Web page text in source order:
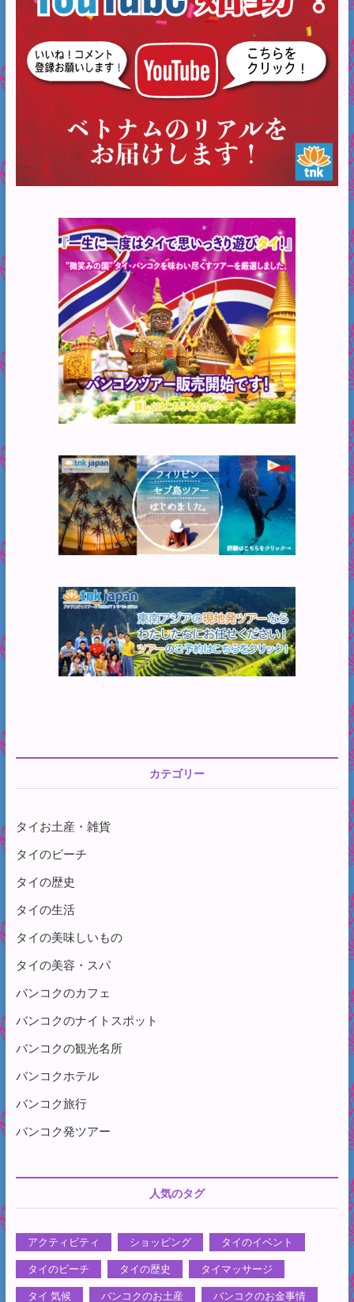
カテゴリー
タイお土産・雑貨
タイのビーチ
タイの歴史
タイの生活
タイの美味しいもの
タイの美容・スパ
バンコクのカフェ
バンコクのナイトスポット
バンコクの観光名所
バンコクホテル
バンコク旅行
バンコク発ツアー
人気のタグ
アクティビティ ショッピング タイのイベント
タイのビーチ タイの歴史 タイマッサージ
タイ 気候 バンコクのお土産 バンコクのお金事情